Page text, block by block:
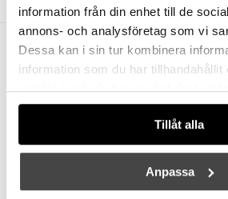
information från din enhet till de
annons- och analysföretag som vi
Dessa kan i sin tur kombinera
information som du har tillhandahållit
samlat in när du har använt deras
Tillåt alla
Anpassa
Andra köpte